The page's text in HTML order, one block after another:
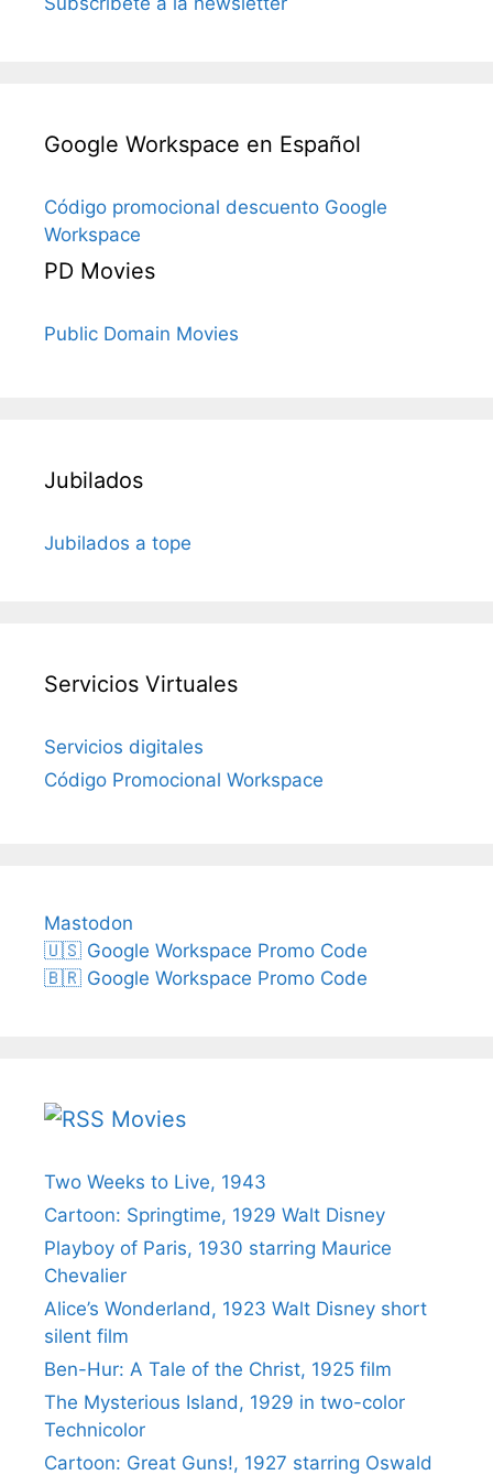
Google Workspace en Español
Código promocional descuento Google
Workspace
PD Movies
Public Domain Movies
Jubilados
Jubilados a tope
Servicios Virtuales
Servicios digitales
Código Promocional Workspace
Mastodon
🇺🇸 Google Workspace Promo Code
🇧🇷 Google Workspace Promo Code
Movies
Two Weeks to Live, 1943
Cartoon: Springtime, 1929 Walt Disney
Playboy of Paris, 1930 starring Maurice
Chevalier
Alice’s Wonderland, 1923 Walt Disney short
silent film
Ben-Hur: A Tale of the Christ, 1925 film
The Mysterious Island, 1929 in two-color
Technicolor
Cartoon: Great Guns!, 1927 starring Oswald